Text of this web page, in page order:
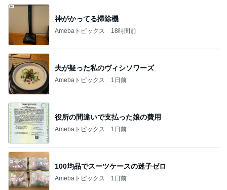
神がかってる掃除機
Amebaトピックス 18時間前
夫が疑った私のヴィシソワーズ
Amebaトピックス 1日前
役所の間違いで支払った娘の費用
Amebaトピックス 1日前
100均品でスーツケースの迷子ゼロ
Amebaトピックス 1日前